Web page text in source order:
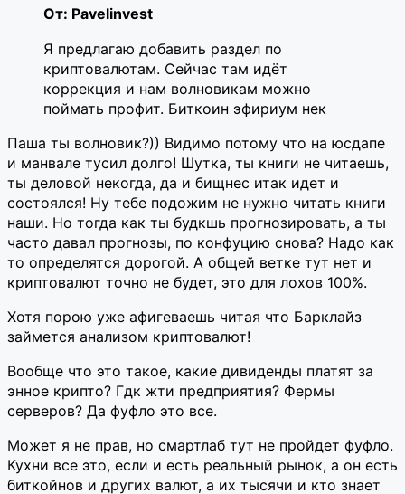
От: Pavelinvest
Я предлагаю добавить раздел по
криптовалютам. Сейчас там идёт
коррекция и нам волновикам можно
поймать профит. Биткоин эфириум нек
Паша ты волновик?)) Видимо потому что на юсдапе
и манвале тусил долго! Шутка, ты книги не читаешь,
ты деловой некогда, да и бищнес итак идет и
состоялся! Ну тебе подожим не нужно читать книги
наши. Но тогда как ты будкшь прогнозировать, а ты
часто давал прогнозы, по конфуцию снова? Надо как
то определятся дорогой. А общей ветке тут нет и
криптовалют точно не будет, это для лохов 100%.
Хотя порою уже афигеваешь читая что Барклайз
займется анализом криптовалют!
Вообще что это такое, какие дивиденды платят за
энное крипто? Гдк жти предприятия? Фермы
серверов? Да фуфло это все.
Может я не прав, но смартлаб тут не пройдет фуфло.
Кухни все это, если и есть реальный рынок, а он есть
биткойнов и других валют, а их тысячи и кто знает